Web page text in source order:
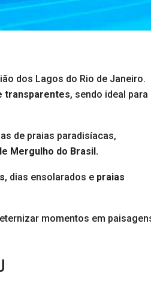
dos Lagos do Rio de Janeiro.
transparentes, sendo ideal para
de praias paradisíacas,
Mergulho do Brasil.
, dias ensolarados e praias
momentos em